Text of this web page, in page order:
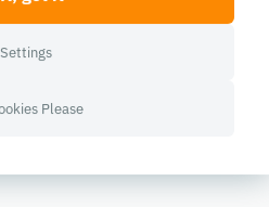
、背もたれのサポート性、調
要件を満たすだけでなく、楽
Settings
Please